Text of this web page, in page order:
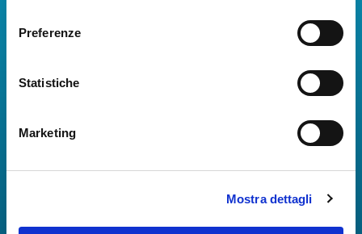
Preferenze
Statistiche
Marketing
Mostra dettagli
Informazioni in tempo reale sui voli, tutti i servizi e i
all'Aeroporto di Napoli ancora più coinvolgente e